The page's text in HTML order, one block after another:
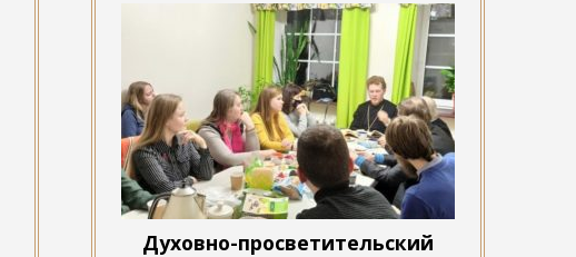
Духовно-просветительский